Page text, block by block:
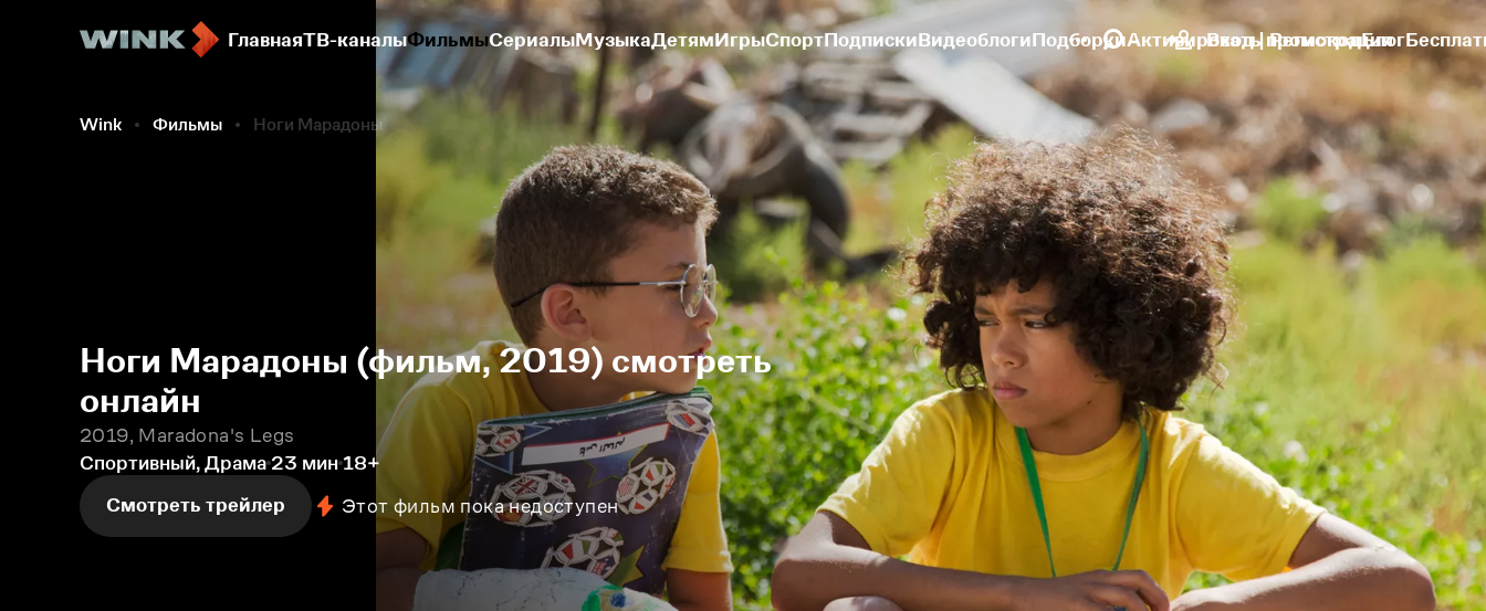
ГлавнаяТВ-каналыФильмыСериалыМузыкаДетямИгрыСпортПодпискиВидеоблогиПодборкиАктивировать промокодБлог
Вход | Регистрация
Wink Фильмы Ноги Марадоны
Ноги Марадоны (фильм, 2019) смотреть
онлайн
2019, Maradona's Legs
Спортивный, Драма 23 мин 18+
Смотреть трейлер
Этот фильм пока недоступен